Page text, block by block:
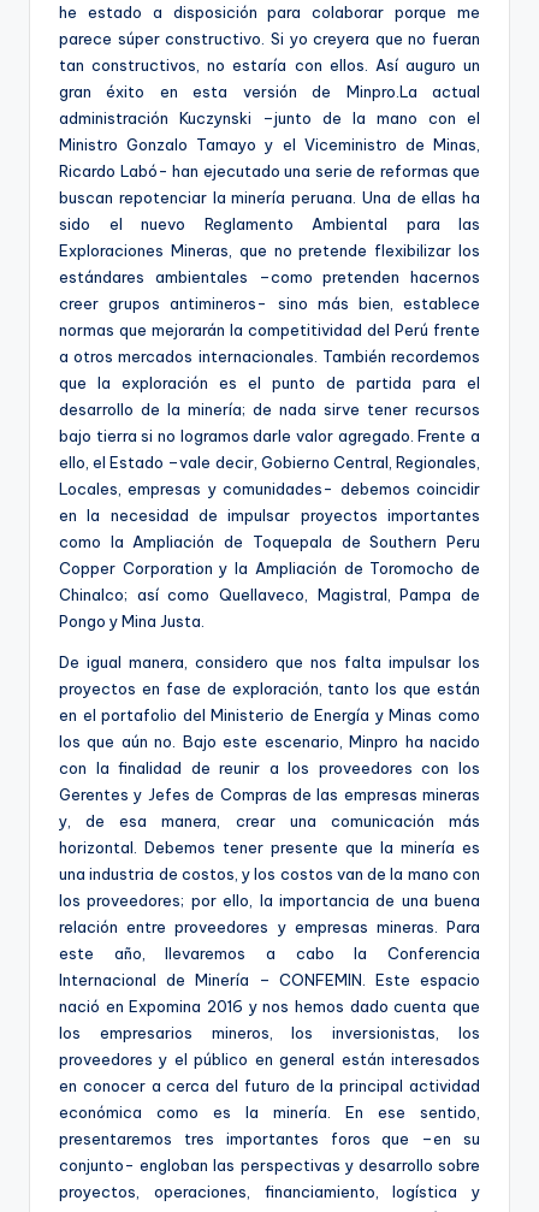
he estado a disposición para colaborar porque me
parece súper constructivo. Si yo creyera que no fueran
tan constructivos, no estaría con ellos. Así auguro un
gran éxito en esta versión de Minpro.La actual
administración Kuczynski –junto de la mano con el
Ministro Gonzalo Tamayo y el Viceministro de Minas,
Ricardo Labó- han ejecutado una serie de reformas que
buscan repotenciar la minería peruana. Una de ellas ha
sido el nuevo Reglamento Ambiental para las
Exploraciones Mineras, que no pretende flexibilizar los
estándares ambientales –como pretenden hacernos
creer grupos antimineros- sino más bien, establece
normas que mejorarán la competitividad del Perú frente
a otros mercados internacionales. También recordemos
que la exploración es el punto de partida para el
desarrollo de la minería; de nada sirve tener recursos
bajo tierra si no logramos darle valor agregado. Frente a
ello, el Estado –vale decir, Gobierno Central, Regionales,
Locales, empresas y comunidades- debemos coincidir
en la necesidad de impulsar proyectos importantes
como la Ampliación de Toquepala de Southern Peru
Copper Corporation y la Ampliación de Toromocho de
Chinalco; así como Quellaveco, Magistral, Pampa de
Pongo y Mina Justa.
De igual manera, considero que nos falta impulsar los
proyectos en fase de exploración, tanto los que están
en el portafolio del Ministerio de Energía y Minas como
los que aún no. Bajo este escenario, Minpro ha nacido
con la finalidad de reunir a los proveedores con los
Gerentes y Jefes de Compras de las empresas mineras
y, de esa manera, crear una comunicación más
horizontal. Debemos tener presente que la minería es
una industria de costos, y los costos van de la mano con
los proveedores; por ello, la importancia de una buena
relación entre proveedores y empresas mineras. Para
este año, llevaremos a cabo la Conferencia
Internacional de Minería – CONFEMIN. Este espacio
nació en Expomina 2016 y nos hemos dado cuenta que
los empresarios mineros, los inversionistas, los
proveedores y el público en general están interesados
en conocer a cerca del futuro de la principal actividad
económica como es la minería. En ese sentido,
presentaremos tres importantes foros que –en su
conjunto- engloban las perspectivas y desarrollo sobre
proyectos, operaciones, financiamiento, logística y